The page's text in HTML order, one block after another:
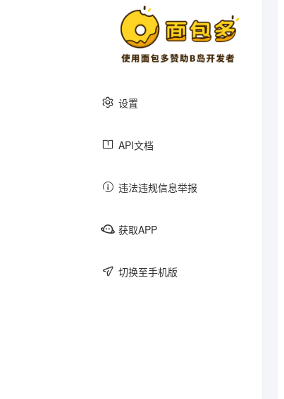
问与答 音乐 动漫
日记 美食
设置
API文档
违法违规信息举报
获取APP
切换至手机版